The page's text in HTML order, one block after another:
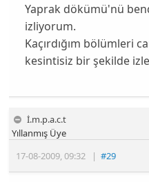
Yaprak dökümü'nü
izliyorum.
Kaçırdığım bölümleri
kesintisiz bir şekilde
İ.m.p.a.c.t
17-08-2009,09:32 |#29
Yıllanmış Üye